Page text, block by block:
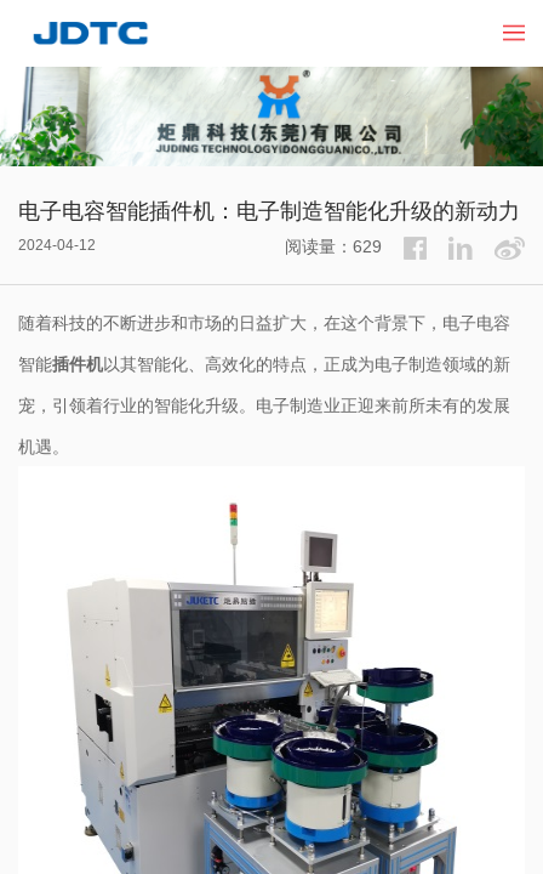
电子电容智能插件机：电子制造智能化升级的新动力
2024-04-12 阅读量：629
随着科技的不断进步和市场的日益扩大，在这个背景下，电子电容
智能插件机以其智能化、高效化的特点，正成为电子制造领域的新
宠，引领着行业的智能化升级。电子制造业正迎来前所未有的发展
机遇。